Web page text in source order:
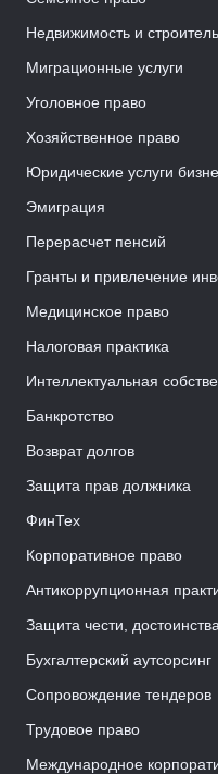
Недвижимость и
Миграционные услуги
Уголовное право
Хозяйственное право
Юридические услуги
Эмиграция
Перерасчет пенсий
Гранты и привлечение
Медицинское право
Налоговая практика
Интеллектуальная
Банкротство
Возврат долгов
Защита прав должника
ФинТех
Корпоративное право
Антикоррупционная
Защита чести,
Бухгалтерский аутсорсинг
Сопровождение тендеров
Трудовое право
Международное